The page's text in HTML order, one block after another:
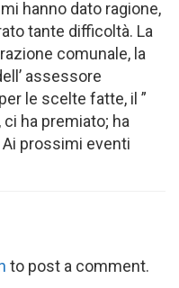
hanno dato ragione,
tante difficoltà. La
comunale, la
assessore
le scelte fatte, il ”
ha premiato; ha
prossimi eventi
to post a comment.